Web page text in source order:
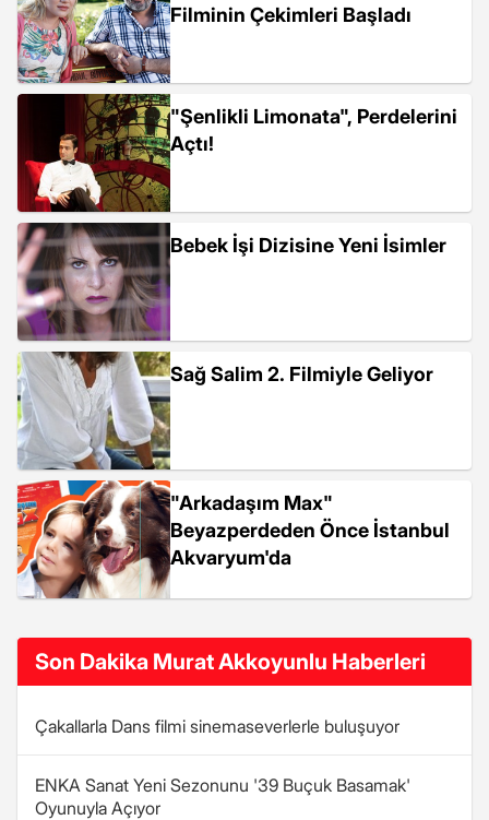
Filminin Çekimleri Başladı
"Şenlikli Limonata", Perdelerini
Açtı!
Bebek İşi Dizisine Yeni İsimler
Sağ Salim 2. Filmiyle Geliyor
"Arkadaşım Max"
Beyazperdeden Önce İstanbul
Akvaryum'da
Son Dakika Murat Akkoyunlu Haberleri
Çakallarla Dans filmi sinemaseverlerle buluşuyor
ENKA Sanat Yeni Sezonunu '39 Buçuk Basamak'
Oyunuyla Açıyor